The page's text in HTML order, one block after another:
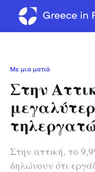
Με μια ματιά
Στην
Στην αττική, το
δηλώνουν ότι